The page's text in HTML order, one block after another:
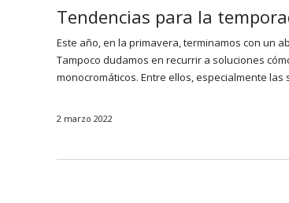
Tendencias para la
Este año, en la primavera, terminamos con un
Tampoco dudamos en recurrir a soluciones
monocromáticos. Entre ellos, especialmente
2 marzo 2022